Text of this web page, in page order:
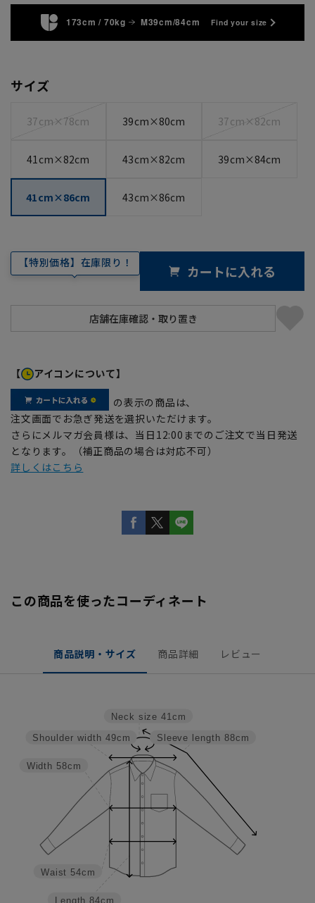
173cm / 70kg M39cm/84cm Find your size
サイズ
37cm×78cm 39cm×80cm 37cm×82cm
41cm×82cm 43cm×82cm 39cm×84cm
41cm×86cm 43cm×86cm
【特別価格】在庫限り！ カートに入れる
【 アイコンについて】
の表示の商品は、
注文画面でお急ぎ発送を選択いただけます。
さらにメルマガ会員様は、当日12:00までのご注文で当日発送
となります。（補正商品の場合は対応不可）
詳しくはこちら
この商品を使ったコーディネート
商品説明・サイズ 商品詳細 レビュー
Sleeve length 88cm
Neck size 41cm
Length 84cm
Waist 54cm
Width 58cm
Shoulder width 49cm